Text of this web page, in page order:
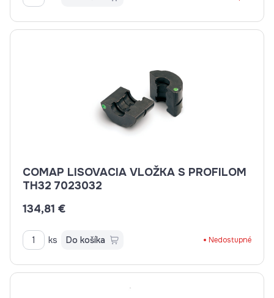
COMAP LISOVACIA VLOŽKA S PROFILOM
TH32 7023032
134,81 €
ks Do košíka Nedostupné